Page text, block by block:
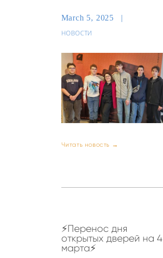
March 5, 2025
НОВОСТИ
Читать новость →
⚡Перенос дня
открытых дверей на 4
марта⚡